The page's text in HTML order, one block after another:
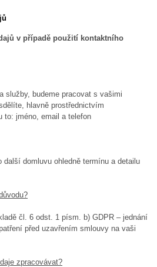
v případě použití kontaktního
služby, budeme pracovat s vašimi
hlavně prostřednictvím
to: jméno, email a telefon
další domluvu ohledně termínu a detailu
čl. 6 odst. 1 písm. b) GDPR – jednání
před uzavřením smlouvy na vaši
zpracovávat?